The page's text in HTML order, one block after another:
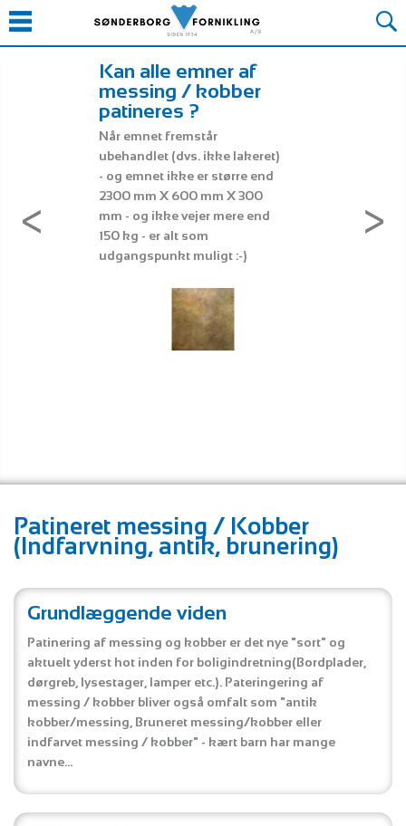
Kan alle emner af
messing / kobber
patineres ?
Når emnet fremstår
ubehandlet (dvs. ikke lakeret)
- og emnet ikke er større end
2300 mm X 600 mm X 300
mm - og ikke vejer mere end
150 kg - er alt som
udgangspunkt muligt :-)
der skal
ex. moms og
Patineret messing / Kobber
(Indfarvning, antik, brunering)
Grundlæggende viden
Patinering af messing og kobber er det nye "sort" og
aktuelt yderst hot inden for boligindretning(Bordplader,
dørgreb, lysestager, lamper etc.). Pateringering af
messing / kobber bliver også omfalt som "antik
kobber/messing, Bruneret messing/kobber eller
indfarvet messing / kobber" - kært barn har mange
navne...
Søg